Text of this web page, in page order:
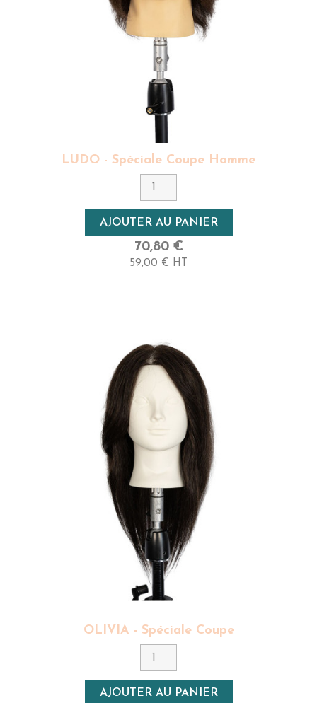
LUDO - Spéciale Coupe Homme
AJOUTER AU PANIER
70,80 €
59,00 € HT
OLIVIA - Spéciale Coupe
AJOUTER AU PANIER